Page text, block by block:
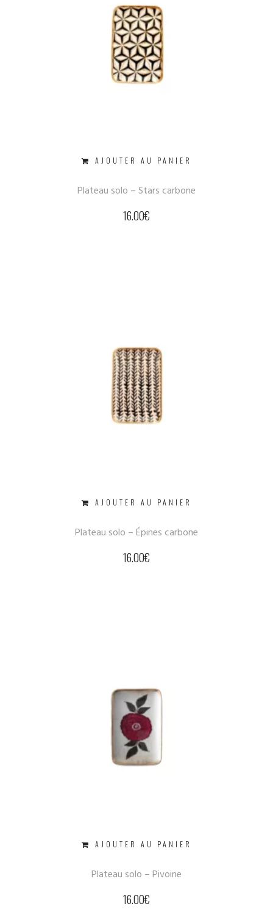
AJOUTER AU PANIER
Plateau solo – Stars carbone
16.00€
AJOUTER AU PANIER
Plateau solo – Épines carbone
16.00€
AJOUTER AU PANIER
Plateau solo – Pivoine
16.00€